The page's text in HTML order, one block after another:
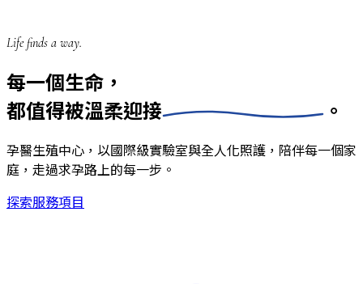
Life finds a way.
每一個生命，
都值得被溫柔迎接 。
孕醫生殖中心，以國際級實驗室與全人化照護，陪伴每一個家
庭，走過求孕路上的每一步。
探索服務項目